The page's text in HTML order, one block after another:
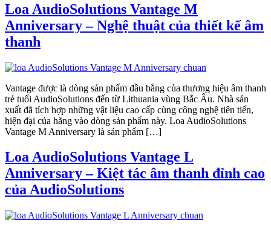
Loa AudioSolutions Vantage M
Anniversary – Nghệ thuật của thiết kế âm
thanh
Vantage được là dòng sản phẩm đầu bẳng của thương hiệu âm thanh
trẻ tuổi AudioSolutions đến từ Lithuania vùng Bắc Âu. Nhà sản
xuất đã tích hợp những vật liệu cao cấp cùng công nghệ tiên tiến,
hiện đại của hãng vào dòng sản phẩm này. Loa AudioSolutions
Vantage M Anniversary là sản phẩm […]
Loa AudioSolutions Vantage L
Anniversary – Kiệt tác âm thanh đỉnh cao
của AudioSolutions